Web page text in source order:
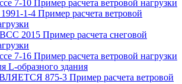
7-10 Пример расчета ветровой нагрузки
1-4 Пример расчета ветровой
2015 Пример расчета снеговой
7-16 Пример расчета ветровой нагрузки
L-образного здания
875-3 Пример расчета ветровой